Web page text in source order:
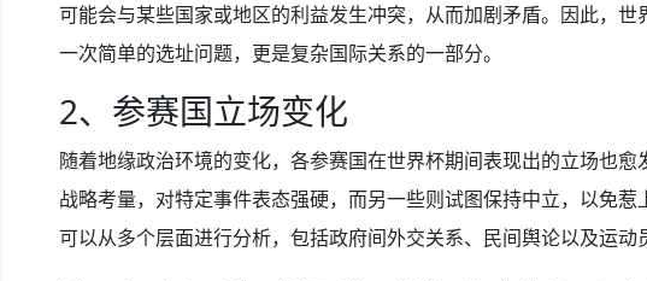
可能会与某些国家或地区的利益发生冲突，从而加剧矛盾。因此，世
一次简单的选址问题，更是复杂国际关系的一部分。
2、参赛国立场变化
随着地缘政治环境的变化，各参赛国在世界杯期间表现出的立场也愈
战略考量，对特定事件表态强硬，而另一些则试图保持中立，以免惹
可以从多个层面进行分析，包括政府间外交关系、民间舆论以及运动